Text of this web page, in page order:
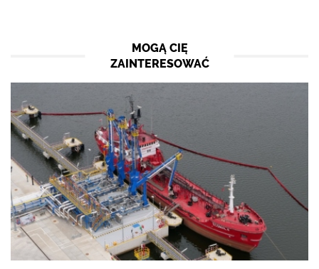
MOGĄ CIĘ
ZAINTERESOWAĆ